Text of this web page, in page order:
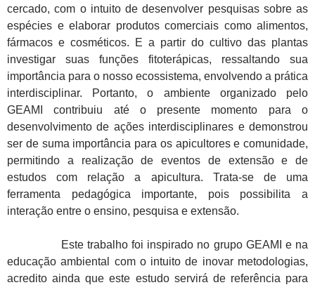
cercado, com o intuito de desenvolver pesquisas sobre as
espécies e elaborar produtos comerciais como alimentos,
fármacos e cosméticos. E a partir do cultivo das plantas
investigar suas funções fitoterápicas, ressaltando sua
importância para o nosso ecossistema, envolvendo a prática
interdisciplinar. Portanto, o ambiente organizado pelo
GEAMI contribuiu até o presente momento para o
desenvolvimento de ações interdisciplinares e demonstrou
ser de suma importância para os apicultores e comunidade,
permitindo a realização de eventos de extensão e de
estudos com relação a apicultura. Trata-se de uma
ferramenta pedagógica importante, pois possibilita a
interação entre o ensino, pesquisa e extensão.
Este trabalho foi inspirado no grupo GEAMI e na
educação ambiental com o intuito de inovar metodologias,
acredito ainda que este estudo servirá de referência para